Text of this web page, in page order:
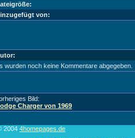
von:
wurden noch keine Kommentare abgegeben.
Bild:
Charger von 1969
2004 4homepages.de